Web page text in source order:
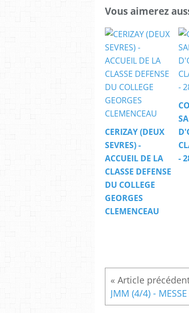
Vous aimerez
CERIZAY (DEUX
SEVRES) -
ACCUEIL DE LA
CLASSE DEFENSE
DU COLLEGE
GEORGES
CLEMENCEAU
-